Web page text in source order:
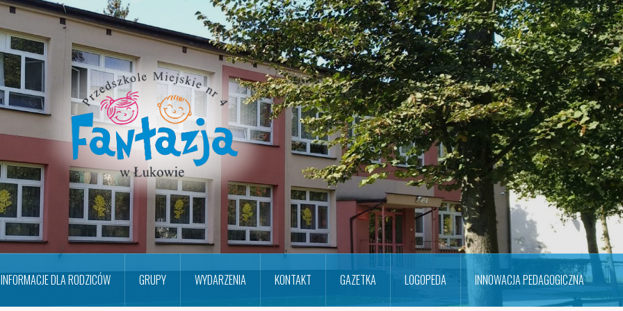
INFORMACJE DLA RODZICÓW GRUPY WYDARZENIA KONTAKT GAZETKA LOGOPEDA INNOWACJA PEDAGOGICZNA